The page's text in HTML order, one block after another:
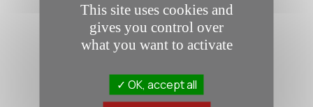
This site uses cookies and
gives you control over
what you want to activate
OK, accept all